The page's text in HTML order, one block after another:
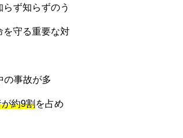
ず知らずのう
を守る重要な対
の事故が多
約9割を占め